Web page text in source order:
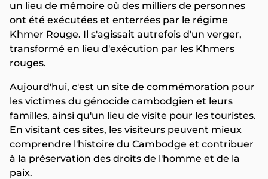
un lieu de mémoire où des milliers de personnes
ont été exécutées et enterrées par le régime
Khmer Rouge. Il s'agissait autrefois d'un verger,
transformé en lieu d'exécution par les Khmers
rouges.
Aujourd'hui, c'est un site de commémoration pour
les victimes du génocide cambodgien et leurs
familles, ainsi qu'un lieu de visite pour les touristes.
En visitant ces sites, les visiteurs peuvent mieux
comprendre l'histoire du Cambodge et contribuer
à la préservation des droits de l'homme et de la
paix.